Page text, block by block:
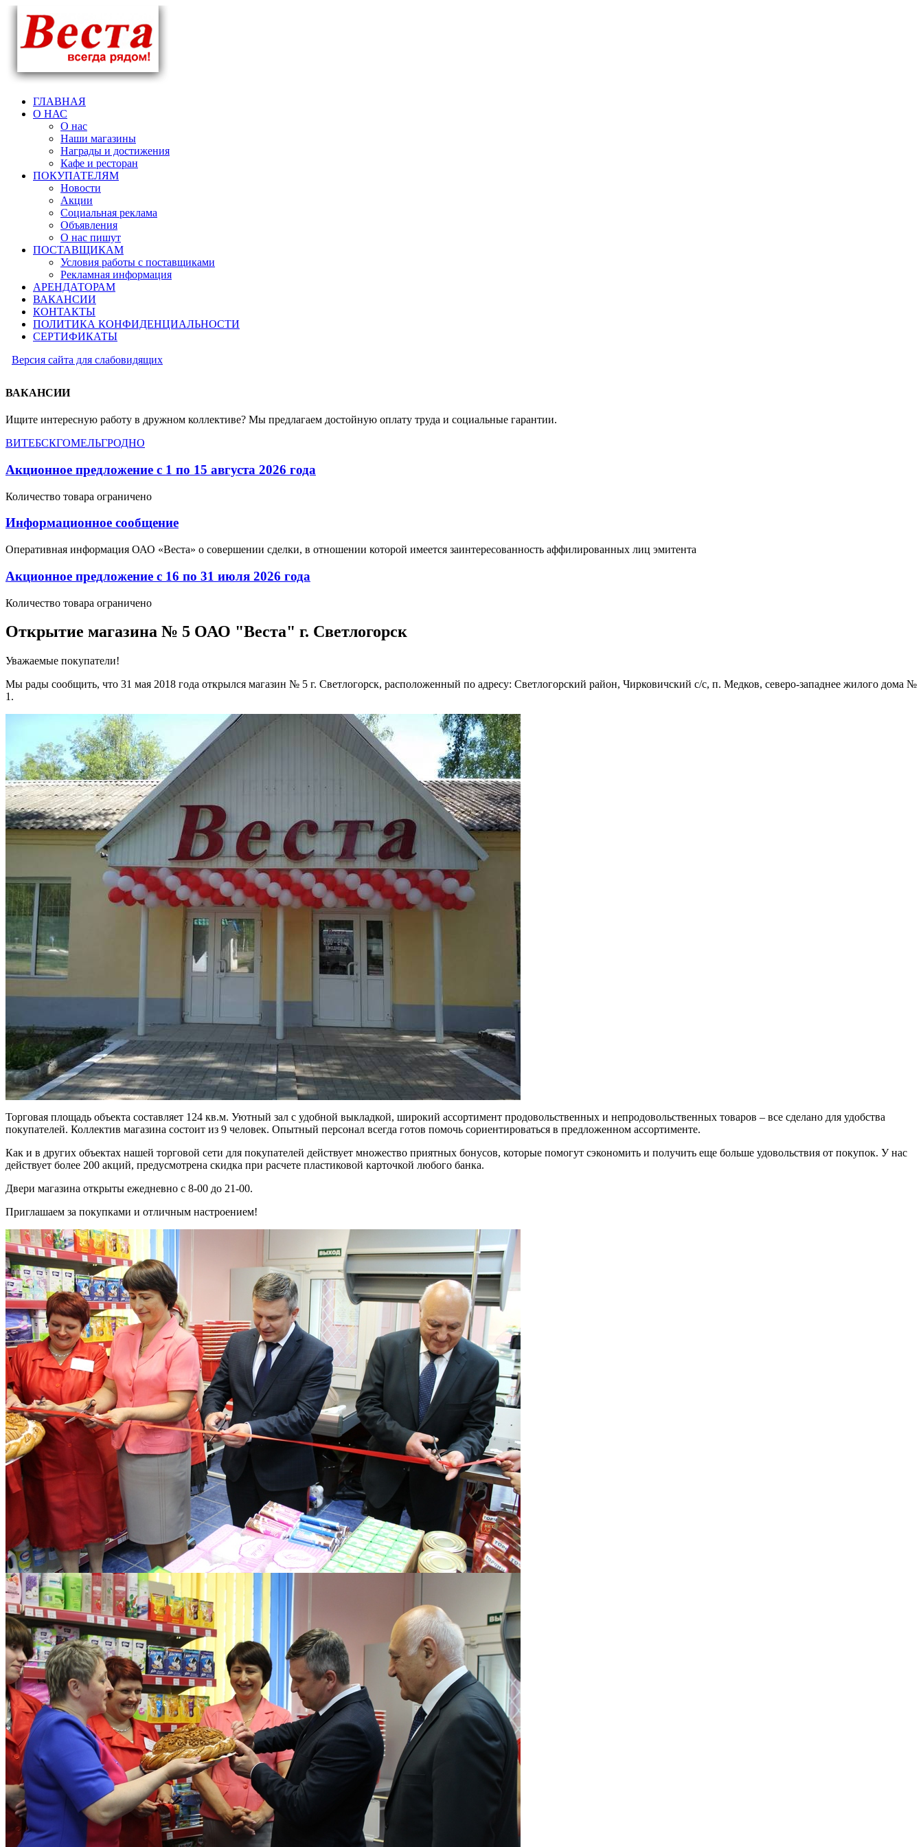
ГЛАВНАЯ
О НАС
О нас
Наши магазины
Награды и достижения
Кафе и ресторан
ПОКУПАТЕЛЯМ
Новости
Акции
Социальная реклама
Объявления
О нас пишут
ПОСТАВЩИКАМ
Условия работы с поставщиками
Рекламная информация
АРЕНДАТОРАМ
ВАКАНСИИ
КОНТАКТЫ
ПОЛИТИКА КОНФИДЕНЦИАЛЬНОСТИ
СЕРТИФИКАТЫ
Версия сайта для слабовидящих
ВАКАНСИИ
Ищите интересную работу в дружном коллективе? Мы предлагаем достойную оплату труда и социальные гарантии.
ВИТЕБСКГОМЕЛЬГРОДНО
Акционное предложение с 1 по 15 августа 2026 года
Количество товара ограничено
Информационное сообщение
Оперативная информация ОАО «Веста» о совершении сделки, в отношении которой имеется заинтересованность аффилированных лиц эмитента
Акционное предложение с 16 по 31 июля 2026 года
Количество товара ограничено
Открытие магазина № 5 ОАО "Веста" г. Светлогорск
Уважаемые покупатели!
Мы рады сообщить, что 31 мая 2018 года открылся магазин № 5 г. Светлогорск, расположенный по адресу: Светлогорский район, Чирковичский с/с, п. Медков, северо-западнее жилого дома №
1.
Торговая площадь объекта составляет 124 кв.м. Уютный зал с удобной выкладкой, широкий ассортимент продовольственных и непродовольственных товаров – все сделано для удобства
покупателей. Коллектив магазина состоит из 9 человек. Опытный персонал всегда готов помочь сориентироваться в предложенном ассортименте.
Как и в других объектах нашей торговой сети для покупателей действует множество приятных бонусов, которые помогут сэкономить и получить еще больше удовольствия от покупок. У нас
действует более 200 акций, предусмотрена скидка при расчете пластиковой карточкой любого банка.
Двери магазина открыты ежедневно с 8-00 до 21-00.
Приглашаем за покупками и отличным настроением!